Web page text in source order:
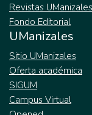
Revistas UManizales
Fondo Editorial
UManizales
Sitio UManizales
Oferta académica
SIGUM
Campus Virtual